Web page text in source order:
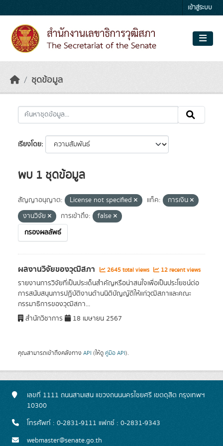
เข้าสู่ระบบ
ชุดข้อมูล
เรียงโดย
พบ 1 ชุดข้อมูล
สัญญาอนุญาต: License not specified แท็ค:
การเงิน
งานวิจัย
การเข้าถึง:
false
กรองผลลัพธ์
ผลงานวิจัยของวุฒิสภา 2645 total views 12 recent views
รายงานการวิจัยที่เป็นประเด็นสำคัญหรือน่าสนใจเพื่อเป็นประโยชน์ต่อ
การสนับสนุนการปฏิบัติงานด้านนิติบัญญัติให้แก่วุฒิสภาและคณะ
กรรมาธิการของวุฒิสภา...
สำนักวิชาการ
18 เมษายน 2567
คุณสามารถเข้าถึงคลังทาง API (ให้ดู คู่มือ API).
เลขที่ 1111 ถนนสามเสน แขวงถนนนครไชยศรี เขตดุสิต กรุงเทพฯ
10300
โทรศัพท์ : 0-2831-9111 แฟกซ์ : 0-2831-9343
webmaster@senate.go.th